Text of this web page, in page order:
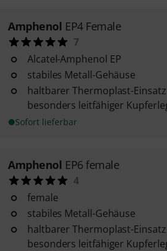
Amphenol EP4 Female
7
Alcatel-Amphenol EP
stabiles Metall-Gehäuse
haltbarer Thermoplast-
besonders leitfähiger
Sofort lieferbar
Amphenol EP6 female
4
female
stabiles Metall-Gehäuse
haltbarer Thermoplast-
besonders leitfähiger